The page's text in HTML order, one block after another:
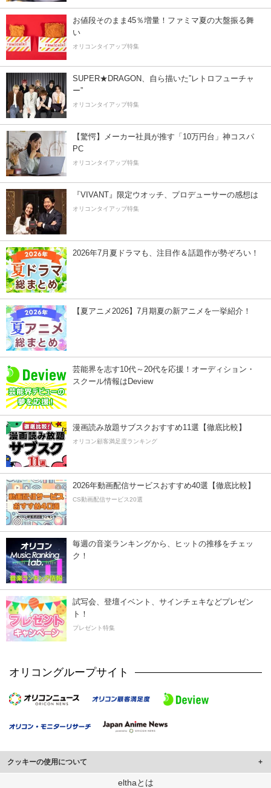
お値段そのまま45％増量！ファミマ夏の大盤振る舞
い
オリコンタイアップ特集
SUPER★DRAGON、自ら描いた”レトロフューチャ
ー”
オリコンタイアップ特集
【驚愕】メーカー社員が推す「10万円台」神コスパ
PC
オリコンタイアップ特集
『VIVANT』限定ウオッチ、プロデューサーの感想は
オリコンタイアップ特集
2026年7月夏ドラマも、注目作＆話題作が勢ぞろい！
【夏アニメ2026】7月期夏の新アニメを一挙紹介！
芸能界を志す10代～20代を応援！オーディション・
スクール情報はDeview
漫画読み放題サブスクおすすめ11選【徹底比較】
オリコン顧客満足度ランキング
2026年動画配信サービスおすすめ40選【徹底比較】
CS動画配信サービス20選
毎週の音楽ランキングから、ヒットの推移をチェッ
ク！
試写会、登壇イベント、サインチェキなどプレゼン
ト！
プレゼント特集
オリコングループサイト
クッキーの使用について
このサイトでは Cookie を使用して、ユーザーに合わせたコンテンツや広告の
elthaとは